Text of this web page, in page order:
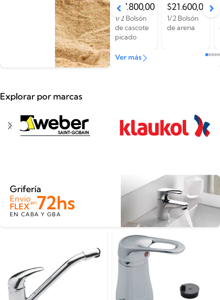
1/2 Bolsón
de cascote
picado
$17.800,00
1/2 Bolsón
de arena
$21.600,00
Ver más
Explorar por marcas
Grifería
Envío
FLEXen72hs
EN CABA Y GBA